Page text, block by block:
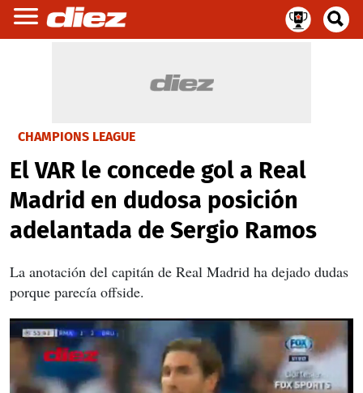
CHAMPIONS LEAGUE
El VAR le concede gol a Real
Madrid en dudosa posición
adelantada de Sergio Ramos
La anotación del capitán de Real Madrid ha dejado dudas
porque parecía offside.